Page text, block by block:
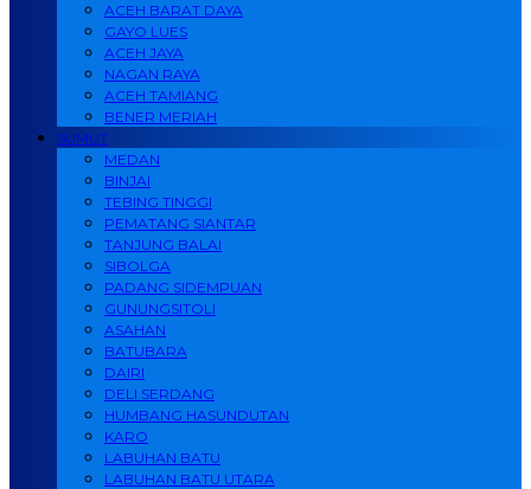
ACEH BARAT DAYA
GAYO LUES
ACEH JAYA
NAGAN RAYA
ACEH TAMIANG
BENER MERIAH
SUMUT
MEDAN
BINJAI
TEBING TINGGI
PEMATANG SIANTAR
TANJUNG BALAI
SIBOLGA
PADANG SIDEMPUAN
GUNUNGSITOLI
ASAHAN
BATUBARA
DAIRI
DELI SERDANG
HUMBANG HASUNDUTAN
KARO
LABUHAN BATU
LABUHAN BATU UTARA